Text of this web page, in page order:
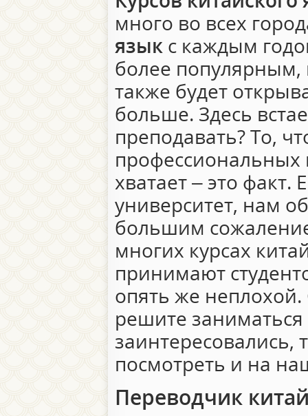
много во всех
языкс каждым
более популярным,
также будет
больше. Здесь
преподавать? То,
профессиональных
хватает – это факт.
университет, нам
большим
многих курсах
принимают
опять же
решите
заинтересовались,
посмотреть и на
Переводчик